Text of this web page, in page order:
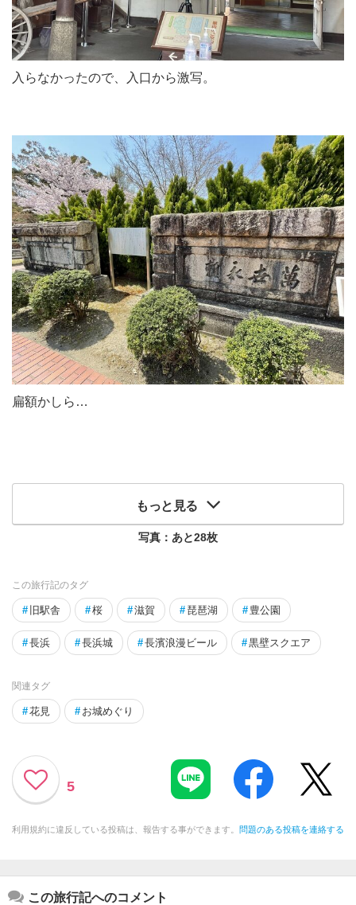
入らなかったので、入口から激写。
扁額かしら…
もっと見る
写真：あと28枚
この旅行記のタグ
# 旧駅舎 #桜 #滋賀 # 琵琶湖 # 豊公園
#長浜 #長浜城 #長濱浪漫ビール #黒壁スクエア
関連タグ
#花見 # お城めぐり
5
利用規約に違反している投稿は、報告する事ができます。 問題のある投稿を連絡する
この旅行記へのコメント